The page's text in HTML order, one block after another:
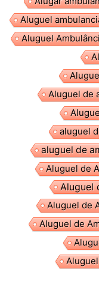
Aluguel
Aluguel
Aluguel de
aluguel
aluguel de
Aluguel de
Aluguel
Aluguel de
Aluguel de